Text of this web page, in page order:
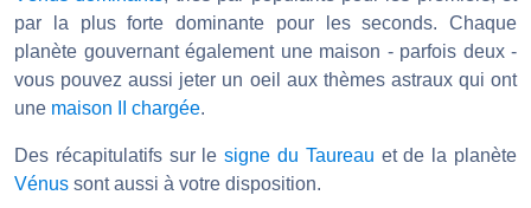
par la plus forte dominante pour les seconds. Chaque
planète gouvernant également une maison - parfois deux -
vous pouvez aussi jeter un oeil aux thèmes astraux qui ont
une maison II chargée.
Des récapitulatifs sur lesigne du Taureau et de la planète
Vénus sont aussi à votre disposition.